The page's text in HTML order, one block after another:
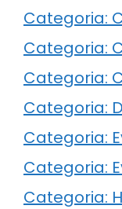
Categoria:
Categoria:
Categoria:
Categoria:
Categoria:
Categoria:
Categoria: